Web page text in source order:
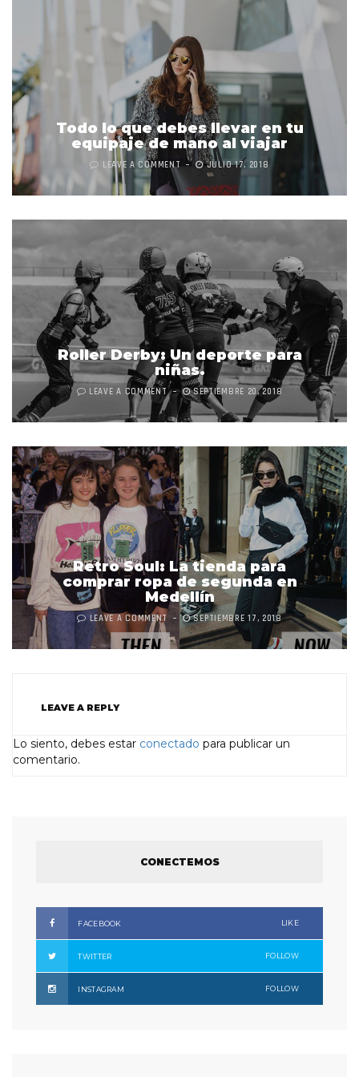
Todo lo que debes llevar en tu
equipaje de mano al viajar
LEAVE A COMMENT JULIO 17, 2018
Roller Derby: Un deporte para
niñas.
LEAVE A COMMENT SEPTIEMBRE 20, 2018
Retro Soul: La tienda para
comprar ropa de segunda en
Medellín
LEAVE A COMMENT SEPTIEMBRE 17, 2018
LEAVE A REPLY
Lo siento, debes estar conectado para publicar un
comentario.
CONECTEMOS
FACEBOOK LIKE
TWITTER FOLLOW
INSTAGRAM FOLLOW